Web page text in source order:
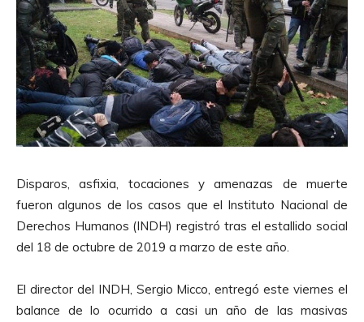
Disparos, asfixia, tocaciones y amenazas de muerte
fueron algunos de los casos que el Instituto Nacional de
Derechos Humanos (INDH) registró tras el estallido social
del 18 de octubre de 2019 a marzo de este año.
El director del INDH, Sergio Micco, entregó este viernes el
balance de lo ocurrido a casi un año de las masivas